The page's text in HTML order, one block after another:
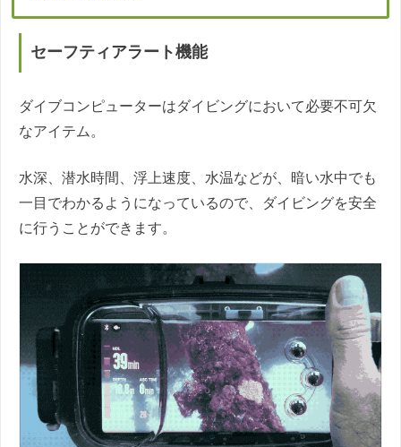
セーフティアラート機能
ダイブコンピューターはダイビングにおいて必要不可欠
なアイテム。
水深、潜水時間、浮上速度、水温などが、暗い水中でも
一目でわかるようになっているので、ダイビングを安全
に行うことができます。